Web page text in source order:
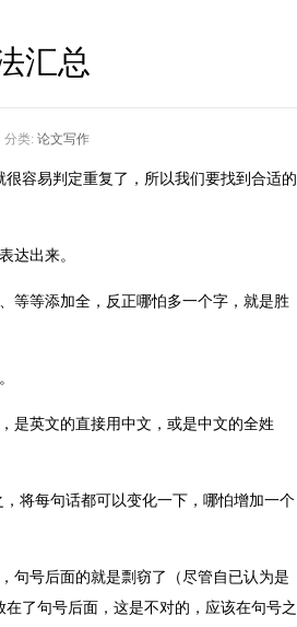
汇总
分类: 论文写作
容易判定重复了，所以我们要找到合适的
达出来。
等等添加全，反正哪怕多一个字，就是胜
是英文的直接用中文，或是中文的全姓
将每句话都可以变化一下，哪怕增加一个
句号后面的就是剽窃了（尽管自已认为是
了句号后面，这是不对的，应该在句号之